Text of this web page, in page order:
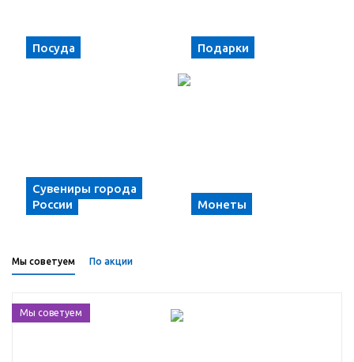
Посуда Подарки
Сувениры города
России
Монеты
Мы советуем По акции
Мы советуем